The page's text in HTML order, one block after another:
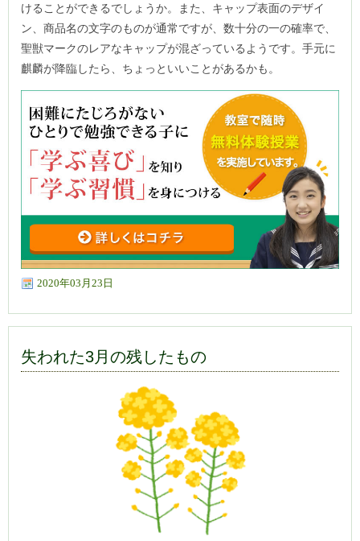
けることができるでしょうか。また、キャップ表面のデザイ
ン、商品名の文字のものが通常ですが、数十分の一の確率で、
聖獣マークのレアなキャップが混ざっているようです。手元に
麒麟が降臨したら、ちょっといいことがあるかも。
2020年03月23日
失われた3月の残したもの